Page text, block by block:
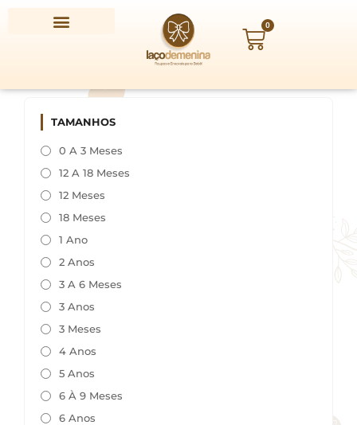
0
Carrinho
TAMANHOS
0 A 3 Meses
12 A 18 Meses
12 Meses
18 Meses
1 Ano
2 Anos
3 A 6 Meses
3 Anos
3 Meses
4 Anos
5 Anos
6 À 9 Meses
6 Anos